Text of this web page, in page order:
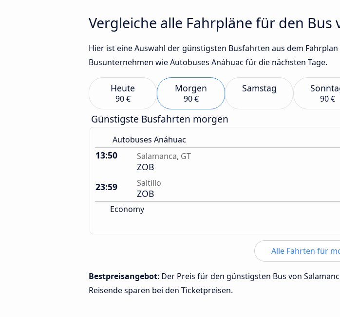
Vergleiche alle Fahrpläne für den Bus
Hier ist eine Auswahl der günstigsten Busfahrten aus dem
Busunternehmen wie Autobuses Anáhuac für die nächsten Tage.
Heute
90 €
Morgen
90 €
Samstag
90 €
Günstigste Busfahrten morgen
Autobuses Anáhuac
13:50 Salamanca, GT
ZOB
23:59
Saltillo
ZOB
Economy
Alle Fahrten für
Bestpreisangebot: Der Preis für den günstigsten Bus von
Reisende sparen bei den Ticketpreisen.